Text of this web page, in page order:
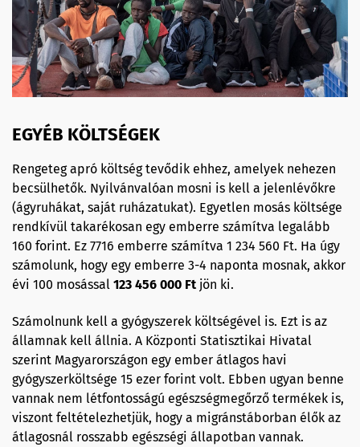
EGYÉB KÖLTSÉGEK
Rengeteg apró költség tevődik ehhez, amelyek nehezen
becsülhetők. Nyilvánvalóan mosni is kell a jelenlévőkre
(ágyruhákat, saját ruházatukat). Egyetlen mosás költsége
rendkívül takarékosan egy emberre számítva legalább
160 forint. Ez 7716 emberre számítva 1 234 560 Ft. Ha úgy
számolunk, hogy egy emberre 3-4 naponta mosnak, akkor
évi 100 mosással 123 456 000 Ftjön ki.
Számolnunk kell a gyógyszerek költségével is. Ezt is az
államnak kell állnia. A Központi Statisztikai Hivatal
szerint Magyarországon egy ember átlagos havi
gyógyszerköltsége 15 ezer forint volt. Ebben ugyan benne
vannak nem létfontosságú egészségmegőrző termékek is,
viszont feltételezhetjük, hogy a migránstáborban élők az
átlagosnál rosszabb egészségi állapotban vannak.